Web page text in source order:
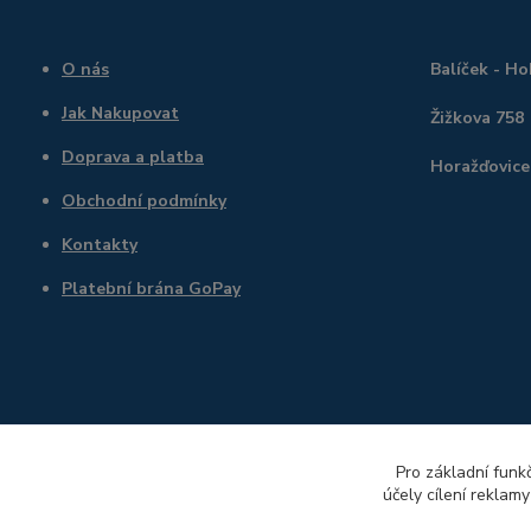
O nás
Jak Nakupovat
Doprava a platba
Obchodní podmínky
Kontakty
Platební brána GoPay
Balíček -
Žižkova 758
Pro základní
účely cílení